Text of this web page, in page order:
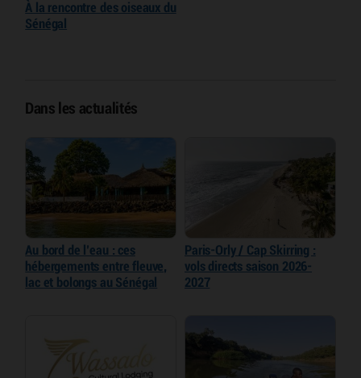
À la rencontre des oiseaux du
Sénégal
Dans les actualités
Au bord de l’eau : ces
hébergements entre fleuve,
lac et bolongs au Sénégal
Paris-Orly / Cap Skirring :
vols directs saison 2026-
2027